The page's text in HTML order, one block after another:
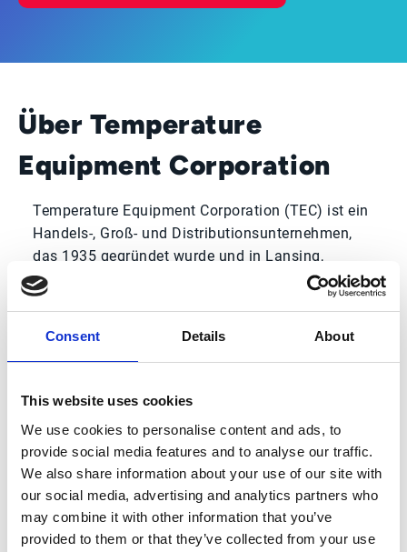
Consent Details About
This website uses cookies
We use cookies to personalise content and ads, to
provide social media features and to analyse our traffic.
We also share information about your use of our site with
our social media, advertising and analytics partners who
may combine it with other information that you’ve
provided to them or that they’ve collected from your use
Über Temperature
Equipment Corporation
Temperature Equipment Corporation (TEC) ist ein
Handels-, Groß- und Distributionsunternehmen,
das 1935 gegründet wurde und in Lansing,
Illinois, ansässig ist. Als größter Carrier-&-Bryant-
Distributor im Mittleren Westen beschäftigt TEC
und bedient Kunden in der Region.
Zentrale Ergebnisse
10 Tage
Die durchschnittliche DSO-Reduzierung nach der
Ausweitung von Esker auf mehrere AR-Prozesse.